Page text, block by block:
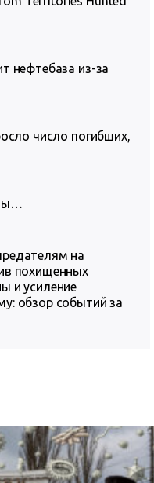
нефтебаза из-за
число погибших,
на
похищенных
и усиление
обзор событий за